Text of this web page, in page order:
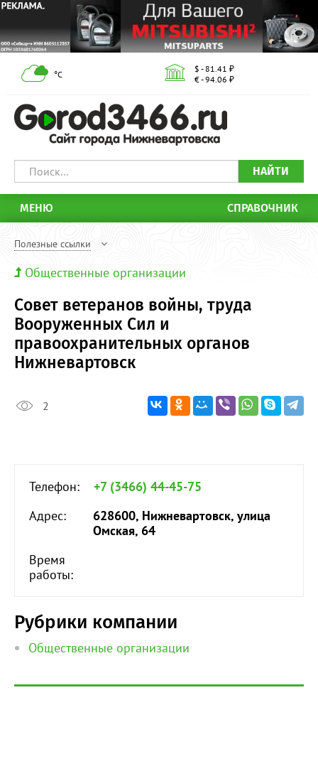
°С
$ - 81.41 ₽
€ - 94.06 ₽
НАЙТИ
МЕНЮ СПРАВОЧНИК
Полезные ссылки
Общественные организации
Совет ветеранов войны, труда
Вооруженных Сил и
правоохранительных органов
Нижневартовск
2
Телефон:
+7 (3466) 44-45-75
Адрес:
628600, Нижневартовск, улица
Омская, 64
Время
работы:
Рубрики компании
Общественные организации